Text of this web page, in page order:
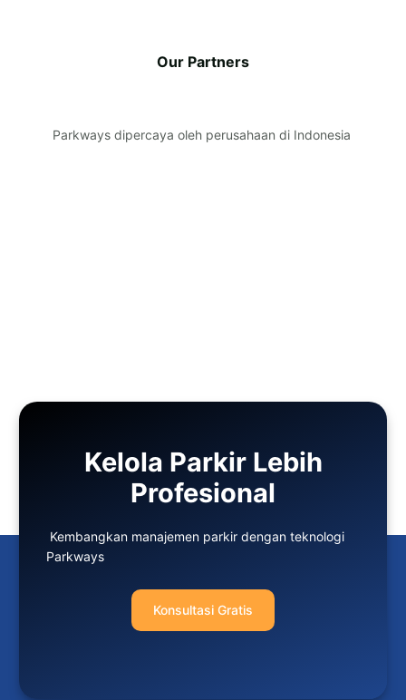
Our Partners
Parkways dipercaya oleh perusahaan di Indonesia
Kelola Parkir Lebih
Profesional
Kembangkan manajemen parkir dengan teknologi
Parkways
Konsultasi Gratis